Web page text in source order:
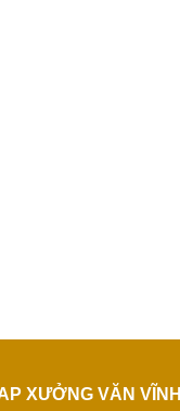
XƯỞNG VĂN VĨNH